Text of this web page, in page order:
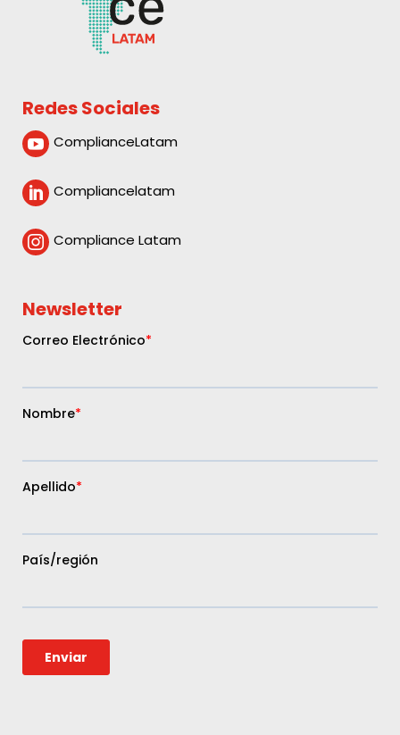
Redes Sociales
 ComplianceLatam
 Compliancelatam
 Compliance Latam
Newsletter